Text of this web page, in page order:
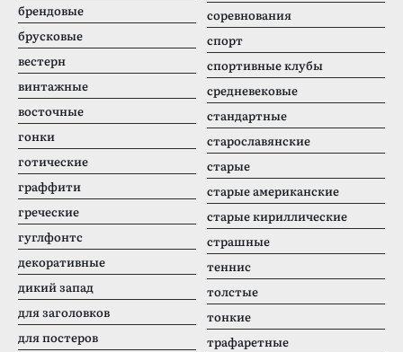
брендовые
брусковые
вестерн
винтажные
восточные
гонки
готические
граффити
греческие
гуглфонтс
декоративные
дикий запад
для заголовков
для постеров
соревнования
спорт
спортивные клубы
средневековые
стандартные
старославянские
старые
старые американские
старые кириллические
страшные
теннис
толстые
тонкие
трафаретные